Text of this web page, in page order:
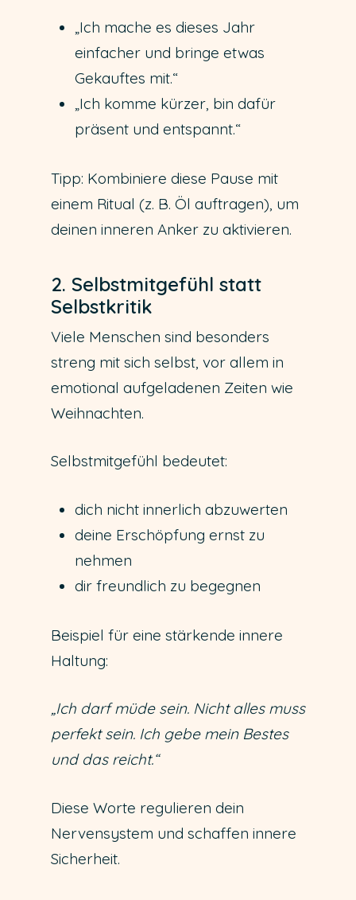
„Ich mache es dieses Jahr
einfacher und bringe etwas
Gekauftes mit.“
„Ich komme kürzer, bin dafür
präsent und entspannt.“
Tipp: Kombiniere diese Pause mit
einem Ritual (z. B. Öl auftragen), um
deinen inneren Anker zu aktivieren.
2. Selbstmitgefühl statt
Selbstkritik
Viele Menschen sind besonders
streng mit sich selbst, vor allem in
emotional aufgeladenen Zeiten wie
Weihnachten.
Selbstmitgefühl bedeutet:
dich nicht innerlich abzuwerten
deine Erschöpfung ernst zu
nehmen
dir freundlich zu begegnen
Beispiel für eine stärkende innere
Haltung:
„Ich darf müde sein. Nicht alles muss
perfekt sein. Ich gebe mein Bestes
und das reicht.“
Diese Worte regulieren dein
Nervensystem und schaffen innere
Sicherheit.